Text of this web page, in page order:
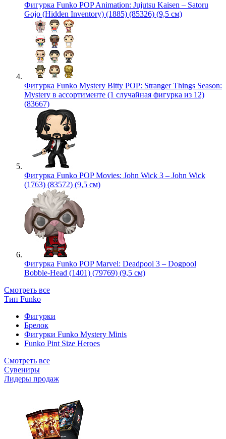
Фигурка Funko POP Animation: Jujutsu Kaisen – Satoru
Gojo (Hidden Inventory) (1885) (85326) (9,5 см)
Фигурка Funko Mystery Bitty POP: Stranger Things Season:
Mystery в ассортименте (1 случайная фигурка из 12)
(83667)
Фигурка Funko POP Movies: John Wick 3 – John Wick
(1763) (83572) (9,5 см)
Фигурка Funko POP Marvel: Deadpool 3 – Dogpool
Bobble-Head (1401) (79769) (9,5 см)
Смотреть все
Тип Funko
Фигурки
Брелок
Фигурки Funko Mystery Minis
Funko Pint Size Heroes
Смотреть все
Сувениры
Лидеры продаж